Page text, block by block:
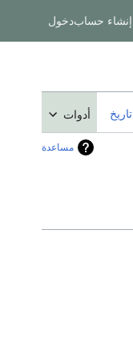
إنشاء حسابدخول
تاريخ أدوات
مساعدة